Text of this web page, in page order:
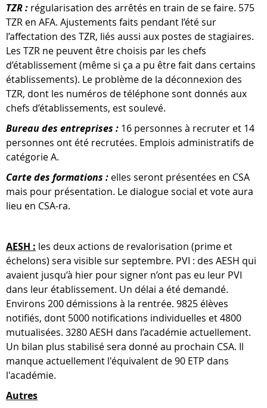
TZR : régularisation des arrêtés en train de se faire. 575
TZR en AFA. Ajustements faits pendant l’été sur
l’affectation des TZR, liés aussi aux postes de stagiaires.
Les TZR ne peuvent être choisis par les chefs
d’établissement (même si ça a pu être fait dans certains
établissements). Le problème de la déconnexion des
TZR, dont les numéros de téléphone sont donnés aux
chefs d’établissements, est soulevé.
Bureau des entreprises : 16 personnes à recruter et 14
personnes ont été recrutées. Emplois administratifs de
catégorie A.
Carte des formations : elles seront présentées en CSA
mais pour présentation. Le dialogue social et vote aura
lieu en CSA-ra.
AESH : les deux actions de revalorisation (prime et
échelons) sera visible sur septembre. PVI : des AESH qui
avaient jusqu’à hier pour signer n’ont pas eu leur PVI
dans leur établissement. Un délai a été demandé.
Environs 200 démissions à la rentrée. 9825 élèves
notifiés, dont 5000 notifications individuelles et 4800
mutualisées. 3280 AESH dans l’académie actuellement.
Un bilan plus stabilisé sera donné au prochain CSA. Il
manque actuellement l'équivalent de 90 ETP dans
l'académie.
Autres